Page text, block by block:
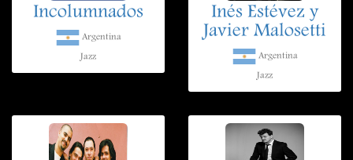
Incolumnados
Argentina
Jazz
Inés Estévez y
Javier Malosetti
Argentina
Jazz